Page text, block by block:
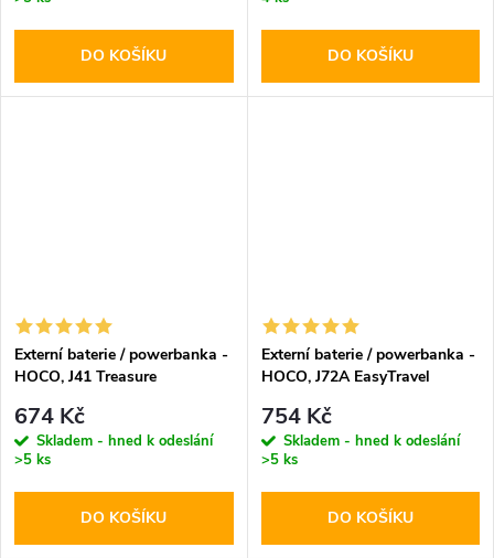
DO KOŠÍKU DO KOŠÍKU
Externí baterie / powerbanka -
HOCO, J41 Treasure
674 Kč
Skladem - hned k odeslání
>5 ks
DO KOŠÍKU
Externí baterie / powerbanka -
HOCO, J72A EasyTravel
754 Kč
Skladem - hned k odeslání
>5 ks
DO KOŠÍKU